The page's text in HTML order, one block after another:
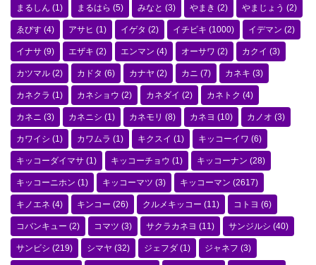
まるしん (1) まるはら (5) みなと (3) やまき (2) やまじょう (2)
ゑびす (4) アサヒ (1) イゲタ (2) イチビキ (1000) イデマン (2)
イナサ (9) エザキ (2) エンマン (4) オーサワ (2) カクイ (3)
カツマル (2) カドタ (6) カナヤ (2) カニ (7) カネキ (3)
カネクラ (1) カネショウ (2) カネダイ (2) カネトク (4)
カネニ (3) カネニシ (1) カネモリ (8) カネヨ (10) カノオ (3)
カワイシ (1) カワムラ (1) キクスイ (1) キッコーイワ (6)
キッコーダイマサ (1) キッコーチョウ (1) キッコーナン (28)
キッコーニホン (1) キッコーマツ (3) キッコーマン (2617)
キノエネ (4) キンコー (26) クルメキッコー (11) コトヨ (6)
コバンキュー (2) コマツ (3) サクラカネヨ (11) サンジルシ (40)
サンビシ (219) シマヤ (32) ジェフダ (1) ジャネフ (3)